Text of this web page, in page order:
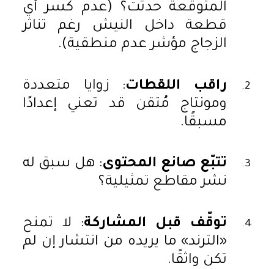
المتوقعة حدثت؟ (عدم كسر أي
قطعة داخل النيش رغم تناثر
الزجاج مؤشر عدم منطقية).
راقب اللقطات: زوايا متعددة
ومونتاج مُتقن قد تعني إعدادًا
مسبقًا.
تتبّع صانع المحتوى: هل سبق له
نشر مقاطع تمثيلية؟
توقّف قبل المشاركة: لا تمنح
«الترند» ما يريده من انتشار إن لم
تكن واثقًا.